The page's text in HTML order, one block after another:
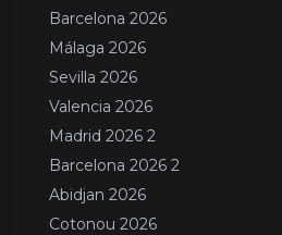
Barcelona 2026
Málaga 2026
Sevilla 2026
Valencia 2026
Madrid 2026 2
Barcelona 2026 2
Abidjan 2026
Cotonou 2026